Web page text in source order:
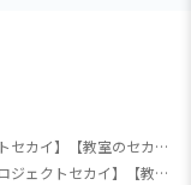
【プロジェクトセカイ】【教室のセカイの巡音ルカ】プロジェクトセカイ カラフルステージ！ feat. 初音ミク Desktop×Decorate Collections “教室のセカイの巡音ルカ”
【プロジェクトセカイ】【教室のセカイの巡音ルカ】プロジェクトセカイ カラフルステージ！ feat. 初音ミク Desktop×Decorate Collections “教室のセカイの巡音ルカ”